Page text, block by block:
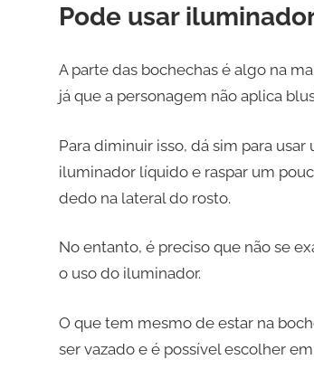
Pode usar
A parte das bochechas é algo na
já que a personagem não aplica
Para diminuir isso, dá sim para
iluminador líquido e raspar um
dedo na lateral do rosto.
No entanto, é preciso que não se
o uso do iluminador.
O que tem mesmo de estar na
ser vazado e é possível escolher